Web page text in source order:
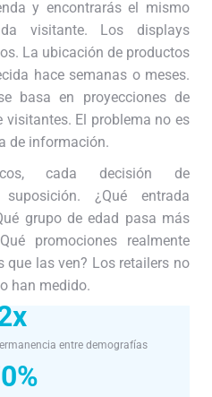
y encontrarás el mismo
visitante. Los displays
La ubicación de productos
hace semanas o meses.
basa en proyecciones de
visitantes. El problema no es
de información.
cada decisión de
¿Qué entrada
grupo de edad pasa más
promociones realmente
que las ven? Los retailers no
han medido.
entre demografías